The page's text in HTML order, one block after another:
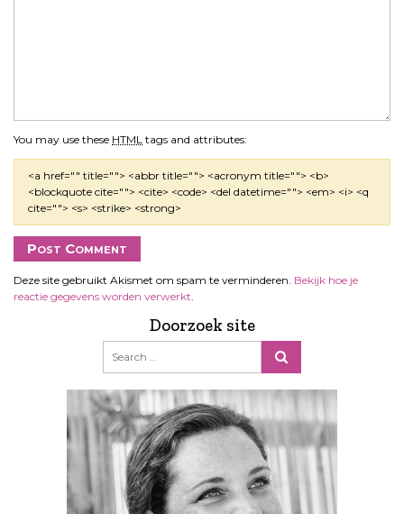
You may use these HTML tags and attributes:
<a href="" title=""> <abbr title=""> <acronym title=""> <b>
<blockquote cite=""> <cite> <code> <del datetime=""> <em> <i> <q
cite=""> <s> <strike> <strong>
Deze site gebruikt Akismet om spam te verminderen. Bekijk hoe je
reactie gegevens worden verwerkt
Doorzoek site